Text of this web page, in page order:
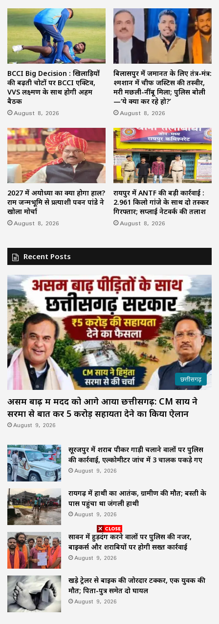
BCCI Big Decision : खिलाड़ियों
की बढ़ती चोटों पर BCCI एक्टिव,
VVS लक्ष्मण के साथ होगी अहम
बैठक
August 8, 2026
बिलासपुर में जमानत के लिए तंत्र-मंत्र:
श्मशान में चीफ जस्टिस की तस्वीर,
मरी मछली-नींबू मिला; पुलिस बोली
—‘ये क्या कर रहे हो?’
August 8, 2026
2027 में अयोध्या का क्या होगा हाल?
राम जन्मभूमि से प्रत्याशी पवन पांडे ने
खोला मोर्चा
August 8, 2026
रायपुर में ANTF की बड़ी कार्रवाई :
2.961 किलो गांजे के साथ दो तस्कर
गिरफ्तार; सप्लाई नेटवर्क की तलाश
August 8, 2026
Recent Posts
छत्तीसगढ़
असम बाढ़ में मदद को आगे आया छत्तीसगढ़: CM साय ने
सरमा से बात कर ₹5 करोड़ सहायता देने का किया ऐलान
August 9, 2026
सूरजपुर में शराब पीकर गाड़ी चलाने वालों पर पुलिस
की कार्रवाई, एल्कोमीटर जांच में 3 चालक पकड़े गए
August 9, 2026
रायगढ़ में हाथी का आतंक, ग्रामीण की मौत; बस्ती के
पास पहुंचा था जंगली हाथी
August 9, 2026
सावन में हुड़दंग करने वालों पर पुलिस की नजर,
बाइकर्स और शराबियों पर होगी सख्त कार्रवाई
August 9, 2026
खड़े ट्रेलर से बाइक की जोरदार टक्कर, एक युवक की
मौत; पिता-पुत्र समेत दो घायल
August 9, 2026